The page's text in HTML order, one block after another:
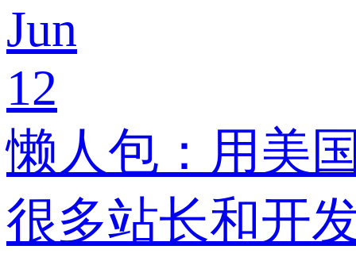
Jun
12
懒人包：用美
很多站长和开